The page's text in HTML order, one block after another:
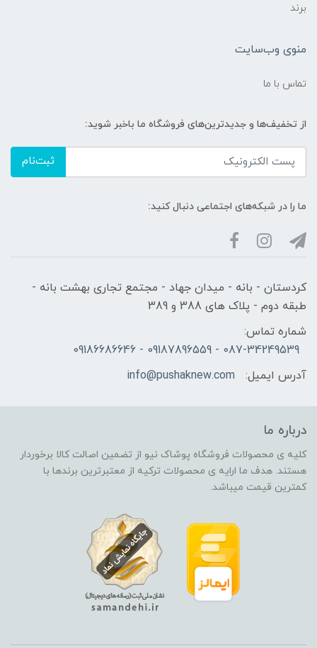
برند
منوی وب‌سایت
تماس با ما
از تخفیف‌ها و جدیدترین‌های فروشگاه ما باخبر شوید:
ثبت‌نام
ما را در شبکه‌های اجتماعی دنبال کنید:
کردستان - بانه - میدان جهاد - مجتمع تجاری بهشت بانه -
طبقه دوم - پلاک های 388 و 389
شماره تماس:
087-34249539 - 09187896559 - 09186686646
آدرس ایمیل:
info@pushaknew.com
درباره ما
کلیه ی محصولات فروشگاه پوشاک نیو از تضمین اصالت کالا برخوردار
هستند. هدف ما ارایه ی محصولات ترکیه از معتبرترین برندها با
کمترین قیمت میباشد.